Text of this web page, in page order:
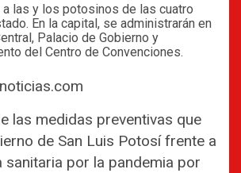
a las y los potosinos de las cuatro
En la capital, se administrarán en
Palacio de Gobierno y
del Centro de Convenciones.
las medidas preventivas que
de San Luis Potosí frente a
sanitaria por la pandemia por